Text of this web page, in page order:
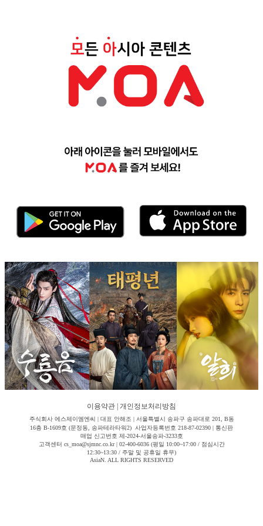
이용약관 개인정보처리방침
주식회사 에스제이엠엔씨 | 대표 안해조 | 서울특별시 송파구 송파대로 201, B동
16층 B-1609호 (문정동, 송파테라타워2) 사업자등록번호 218-87-02390 | 통신판
매업 신고번호 제-2024-서울송파-3233호
고객센터 cs_moa@sjmnc.co.kr | 02-400-6036 (평일 10:00~17:00 / 점심시간
12:30~13:30 / 주말 및 공휴일 휴무)
AsiaN. ALL RIGHTS RESERVED